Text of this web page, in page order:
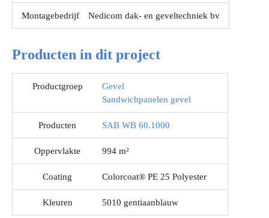
Montagebedrijf Nedicom dak- en geveltechniek bv
Producten in dit project
Productgroep
Gevel
Sandwichpanelen gevel
Producten SAB WB 60.1000
Oppervlakte 994 m²
Coating Colorcoat® PE 25 Polyester
Kleuren 5010 gentiaanblauw